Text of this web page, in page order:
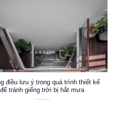
điều lưu ý trong quá trình thiết kế
để tránh giếng trời bị hắt mưa